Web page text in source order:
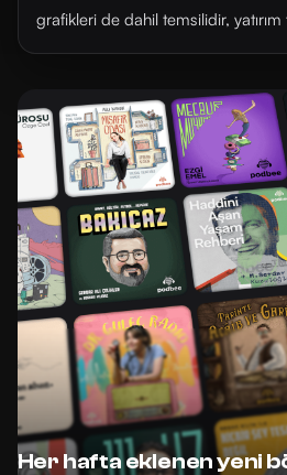
grafikleri de dahil temsilidir,
Her hafta eklenen yeni